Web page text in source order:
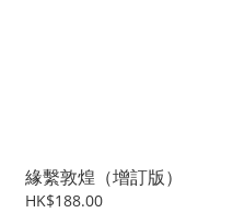
緣繫敦煌（增訂版）
HK$188.00